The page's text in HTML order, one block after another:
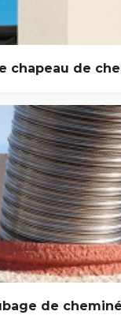
chapeau de
de